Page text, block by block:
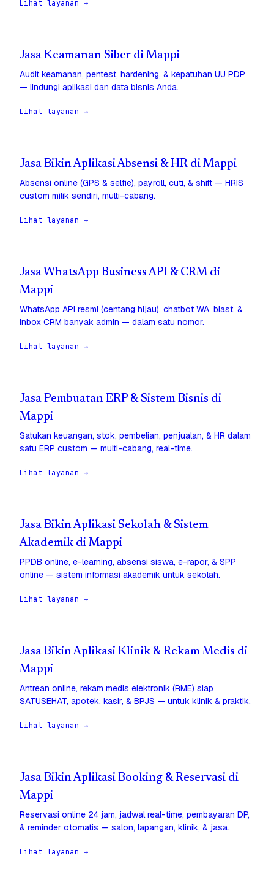
Lihat layanan →
Jasa Keamanan Siber di Mappi
Audit keamanan, pentest, hardening, & kepatuhan UU PDP
— lindungi aplikasi dan data bisnis Anda.
Lihat layanan →
Jasa Bikin Aplikasi Absensi & HR di Mappi
Absensi online (GPS & selfie), payroll, cuti, & shift — HRIS
custom milik sendiri, multi-cabang.
Lihat layanan →
Jasa WhatsApp Business API & CRM di
Mappi
WhatsApp API resmi (centang hijau), chatbot WA, blast, &
inbox CRM banyak admin — dalam satu nomor.
Lihat layanan →
Jasa Pembuatan ERP & Sistem Bisnis di
Mappi
Satukan keuangan, stok, pembelian, penjualan, & HR dalam
satu ERP custom — multi-cabang, real-time.
Lihat layanan →
Jasa Bikin Aplikasi Sekolah & Sistem
Akademik di Mappi
PPDB online, e-learning, absensi siswa, e-rapor, & SPP
online — sistem informasi akademik untuk sekolah.
Lihat layanan →
Jasa Bikin Aplikasi Klinik & Rekam Medis di
Mappi
Antrean online, rekam medis elektronik (RME) siap
SATUSEHAT, apotek, kasir, & BPJS — untuk klinik & praktik.
Lihat layanan →
Jasa Bikin Aplikasi Booking & Reservasi di
Mappi
Reservasi online 24 jam, jadwal real-time, pembayaran DP,
& reminder otomatis — salon, lapangan, klinik, & jasa.
Lihat layanan →